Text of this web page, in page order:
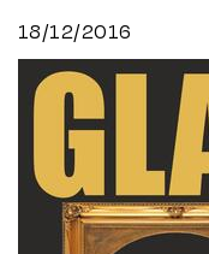
18/12/2016